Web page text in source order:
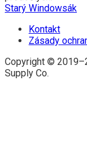
Starý Windowsák
Kontakt
Zásady
Copyright ©
Supply Co.